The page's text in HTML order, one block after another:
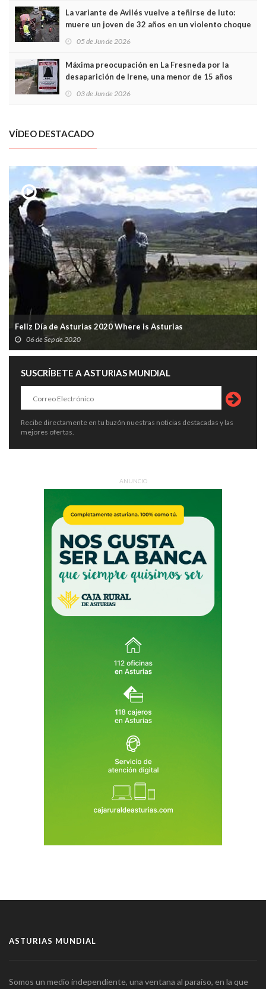
La variante de Avilés vuelve a teñirse de luto:
muere un joven de 32 años en un violento choque
frontal
05 de Jun de 2026
Máxima preocupación en La Fresneda por la
desaparición de Irene, una menor de 15 años
03 de Jun de 2026
VÍDEO DESTACADO
Feliz Día de Asturias 2020 Where is Asturias
06 de Sep de 2020
SUSCRÍBETE A ASTURIAS MUNDIAL
Recibe directamente en tu buzón nuestras noticias destacadas y las
mejores ofertas.
ANUNCIO
ASTURIAS MUNDIAL
Somos un medio independiente, una ventana al paraíso, en la que